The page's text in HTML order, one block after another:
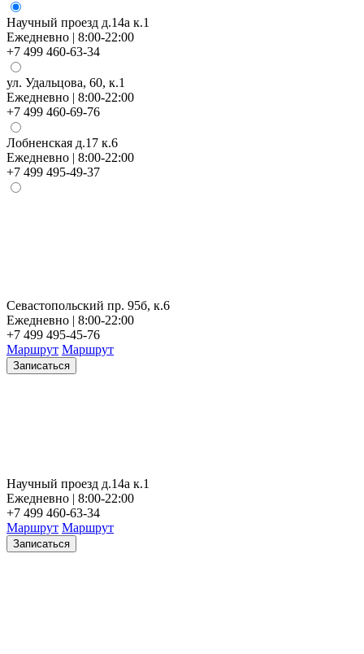
Научный проезд д.14а к.1
Ежедневно | 8:00-22:00
+7 499 460-63-34
ул. Удальцова, 60, к.1
Ежедневно | 8:00-22:00
+7 499 460-69-76
Лобненская д.17 к.6
Ежедневно | 8:00-22:00
+7 499 495-49-37
Севастопольский пр. 95б, к.6
Ежедневно | 8:00-22:00
+7 499 495-45-76
Маршрут Маршрут
Записаться
Научный проезд д.14а к.1
Ежедневно | 8:00-22:00
+7 499 460-63-34
Маршрут Маршрут
Записаться